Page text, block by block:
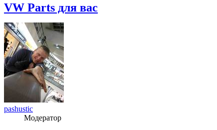
VW Parts для вас
pashustic
Модератор